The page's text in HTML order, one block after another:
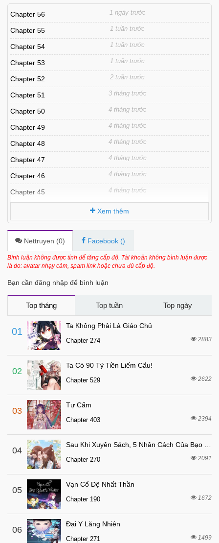
Chapter 56 1 ngày trước
Chapter 55 1 tuần trước
Chapter 54 1 tuần trước
Chapter 53 1 tuần trước
Chapter 52 2 tuần trước
Chapter 51 3 tháng trước
Chapter 50 4 tháng trước
Chapter 49 4 tháng trước
Chapter 48 4 tháng trước
Chapter 47 4 tháng trước
Chapter 46 4 tháng trước
Chapter 45 4 tháng trước
Chapter 43 7 tháng trước
Chapter 42 7 tháng trước
Chapter 41 7 tháng trước
7 tháng trước
Chapter 38 7 tháng trước
Chapter 37
Chapter 36
Chapter 35
Chapter 34 7 tháng trước
Chapter 33
Chapter 32
Chapter 31
Chapter 30 7 tháng trước
Chapter 29 7 tháng trước
Chapter 28
Chapter 27 7 tháng trước
Chapter 26
Chapter 25 7 tháng trước
Chapter 24
Xem thêm
Nettruyen (0) Facebook ()
Bình luận không được tính để tăng cấp độ. Tài khoản không bình luận được
là do: avatar nhạy cảm, spam link hoặc chưa đủ cấp độ.
Bạn cần đăng nhập để bình luận
Top tháng Top tuần Top ngày
01
Ta Không Phải Là Giáo Chủ
Chapter 274 2883
02
Ta Có 90 Tỷ Tiền Liếm Cẩu!
Chapter 529 2622
03
Tự Cẩm
Chapter 403 2394
04
Chapter 270 2091
05
Vạn Cổ Đệ Nhất Thần
Chapter 190 1672
06
Đại Y Lăng Nhiên
Chapter 271 1499